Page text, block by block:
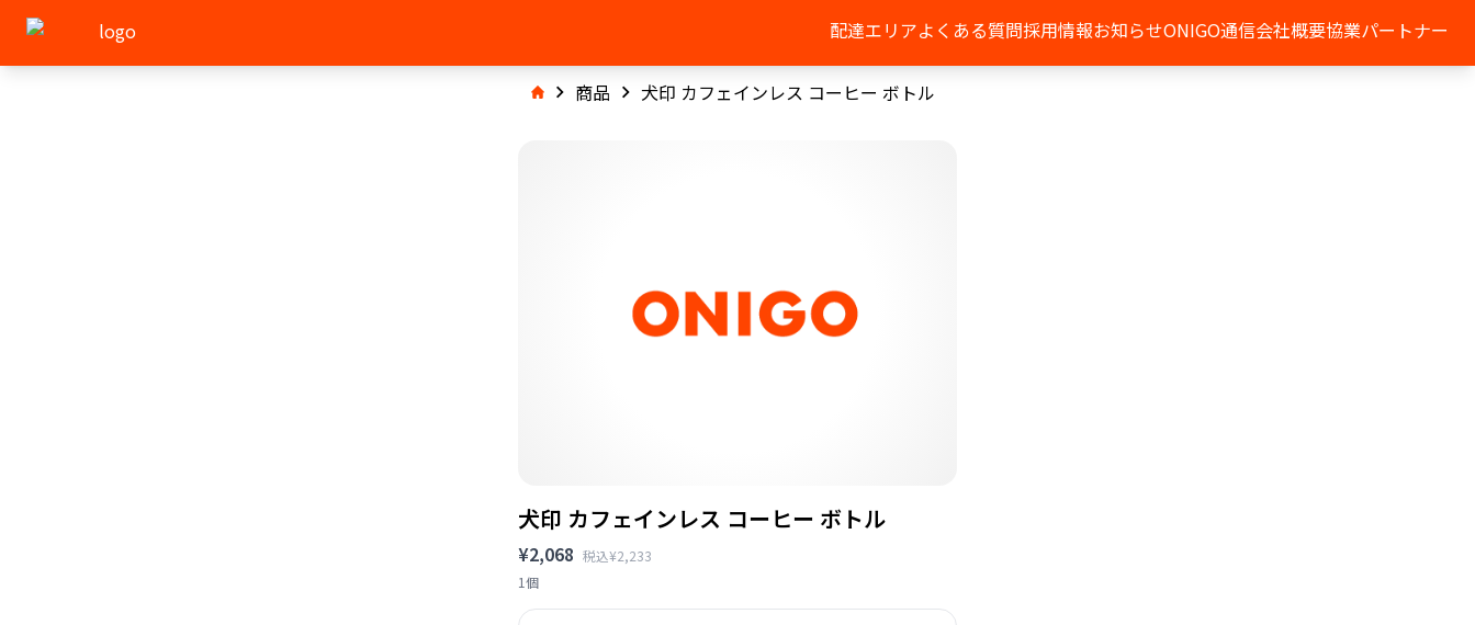
配達エリアよくある質問採用情報お知らせONIGO通信会社概要協業パートナー
商品 犬印 カフェインレス コーヒー ボトル
犬印 カフェインレス コーヒー ボトル
¥2,068 税込¥2,233
1個